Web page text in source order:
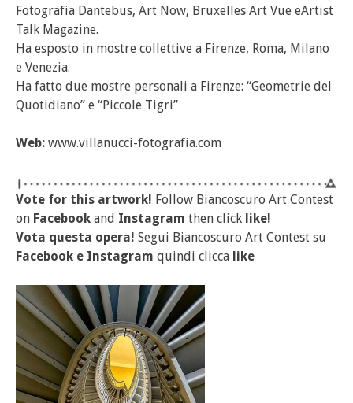
Fotografia Dantebus, Art Now, Bruxelles Art Vue eArtist
Talk Magazine.
Ha esposto in mostre collettive a Firenze, Roma, Milano
e Venezia.
Ha fatto due mostre personali a Firenze: “Geometrie del
Quotidiano” e “Piccole Tigri”
Web: www.villanucci-fotografia.com
Vote for this artwork! Follow Biancoscuro Art Contest
on Facebook and Instagram then click like!
Vota questa opera! Segui Biancoscuro Art Contest su
Facebook e Instagram quindi clicca like